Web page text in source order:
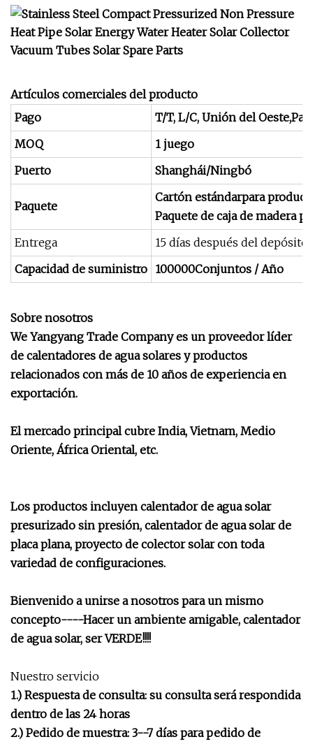
Artículos comerciales del producto
Pago
T/T, L/C, Unión del Oeste
MOQ
1 juego
Puerto
Shanghái/Ningbó
Paquete
Cartón estándarpara
Paquete de caja de madera
Entrega
15 días después del depósito
Capacidad de suministro 100000Conjuntos / Año
Sobre nosotros
We Yangyang Trade Company es un proveedor líder
de calentadores de agua solares y productos
relacionados con más de 10 años de experiencia en
exportación.
El mercado principal cubre India, Vietnam, Medio
Oriente, África Oriental, etc.
Los productos incluyen calentador de agua solar
presurizado sin presión, calentador de agua solar de
placa plana, proyecto de colector solar con toda
variedad de configuraciones.
Bienvenido a unirse a nosotros para un mismo
concepto----Hacer un ambiente amigable, calentador
de agua solar, ser VERDE!!!!
Nuestro servicio
1.) Respuesta de consulta: su consulta será respondida
dentro de las 24 horas
2.) Pedido de muestra: 3--7 días para pedido de